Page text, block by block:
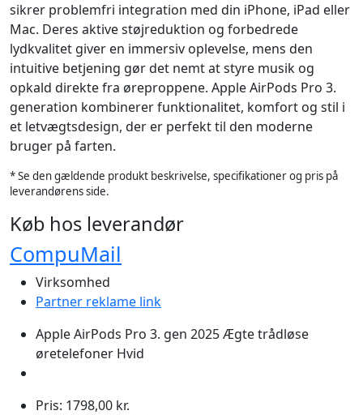
sikrer problemfri integration med din iPhone, iPad eller
Mac. Deres aktive støjreduktion og forbedrede
lydkvalitet giver en immersiv oplevelse, mens den
intuitive betjening gør det nemt at styre musik og
opkald direkte fra øreproppene. Apple AirPods Pro 3.
generation kombinerer funktionalitet, komfort og stil i
et letvægtsdesign, der er perfekt til den moderne
bruger på farten.
* Se den gældende produkt beskrivelse, specifikationer og pris på
leverandørens side.
Køb hos leverandør
CompuMail
Virksomhed
Partner reklame link
Apple AirPods Pro 3. gen 2025 Ægte trådløse
øretelefoner Hvid
Pris: 1798,00 kr.